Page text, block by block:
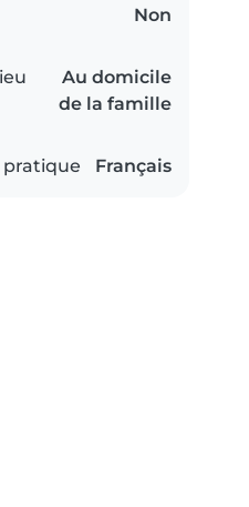
Non
Au domicile
de la famille
pratique Français